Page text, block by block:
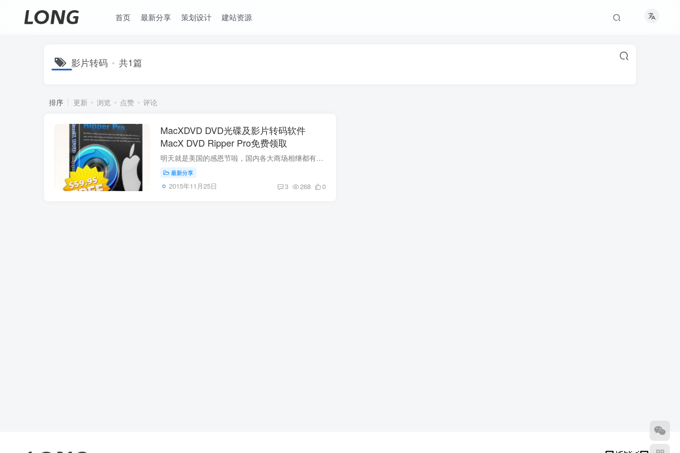
首页 最新分享 策划设计 建站资源
影片转码 共1篇
排序 更新 浏览 点赞 评论
MacXDVD DVD光碟及影片转码软件
MacX DVD Ripper Pro免费领取
明天就是美国的感恩节啦，国内各大商场相继都有推出感恩节促销活动。Digiarty软件公司也在举办感恩节特别活动，向用户免费送出他们家的影片转码软件MacX DVD Ripper Pro 和MacX Video Converter...
最新分享
2015年11月25日 3 268 0